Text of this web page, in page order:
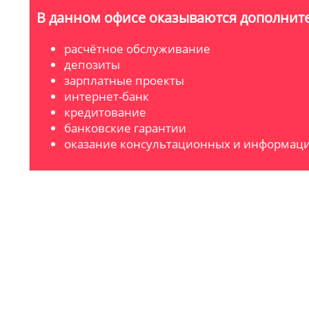
В данном офисе оказываются
расчётное обслуживание
депозиты
зарплатные проекты
интернет-банк
кредитование
банковские гарантии
оказание консультационных и